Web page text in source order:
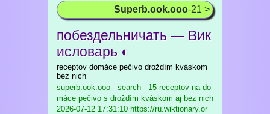
Superb.ook.ooo-21 >
побездельничать — Вик
исловарь ◐
receptov domáce pečivo droždím kváskom
bez nich
superb.ook.ooo - search - 15 receptov na do
máce pečivo s droždím kváskom aj bez nich
2026-07-12 17:31:10 https://ru.wiktionary.or